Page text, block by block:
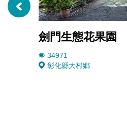
劍門生態花果園
34971
彰化縣大村鄉